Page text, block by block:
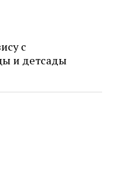
с
и детсады